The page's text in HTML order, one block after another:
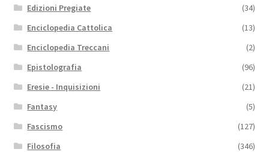
Edizioni Pregiate
(34)
Enciclopedia Cattolica
(13)
Enciclopedia Treccani
(2)
Epistolografia
(96)
Eresie - Inquisizioni
(21)
Fantasy
(5)
Fascismo
(127)
Filosofia
(346)